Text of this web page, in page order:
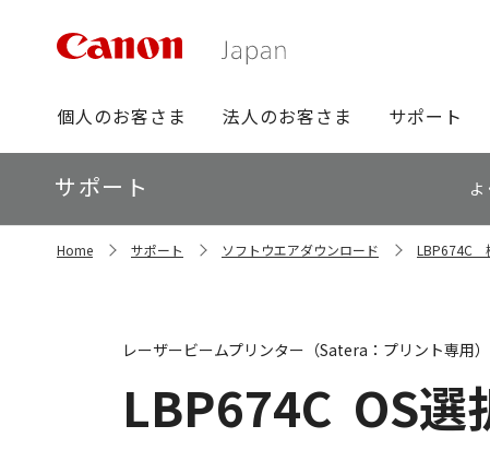
グ
ロ
ー
バ
ビ
個人のお客さま 法人のお客さま サポート
ロ
ー
カ
ル
サポート
Home サポート ソフトウエアダウンロード LBP674C
LBP674C OS選
レーザービームプリンター（Satera：プリント専用）